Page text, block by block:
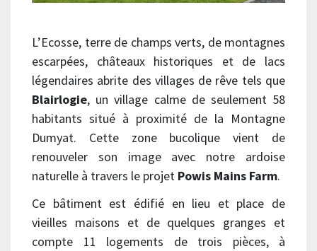
L’Ecosse, terre de champs verts, de montagnes
escarpées, châteaux historiques et de lacs
légendaires abrite des villages de rêve tels que
Blairlogie, un village calme de seulement 58
habitants situé à proximité de la Montagne
Dumyat. Cette zone bucolique vient de
renouveler son image avec notre ardoise
naturelle à travers le projet Powis Mains Farm.
Ce bâtiment est édifié en lieu et place de
vieilles maisons et de quelques granges et
compte 11 logements de trois pièces, à